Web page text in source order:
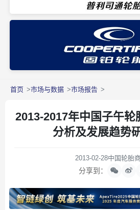
首页 市场与数据 市场报告
2013-2017年中国子午轮
分析及发展趋势
2013-02-28中国轮胎
分享到：